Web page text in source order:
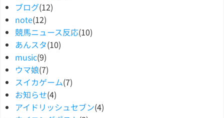
ブログ(12)
note(12)
競馬ニュース反応(10)
あんスタ(10)
music(9)
ウマ娘(7)
スイカゲーム(7)
お知らせ(4)
アイドリッシュセブン(4)